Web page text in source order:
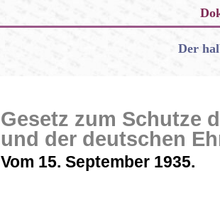
Der
Gesetz zum Schutze
und der deutschen
Vom 15. September 1935.